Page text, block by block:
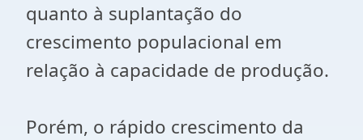
quanto à suplantação do
crescimento populacional em
relação à capacidade de produção.
Porém, o rápido crescimento da